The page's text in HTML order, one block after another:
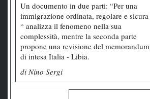
Un documento in due parti: “Per una
immigrazione ordinata, regolare e sicura
“ analizza il fenomeno nella sua
complessità, mentre la seconda parte
propone una revisione del memorandum
di intesa Italia - Libia.
di Nino Sergi